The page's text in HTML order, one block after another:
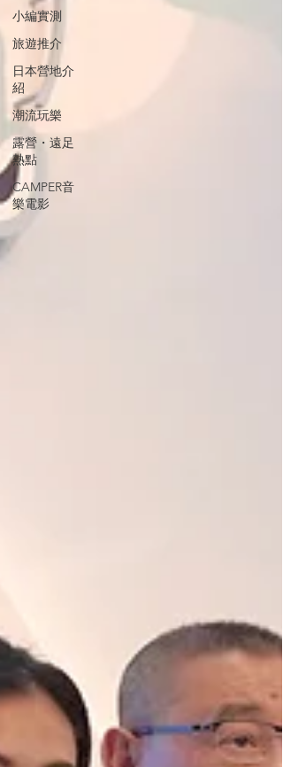
小編實測
旅遊推介
日本營地介
紹
潮流玩樂
露營・遠足
熱點
CAMPER音
樂電影